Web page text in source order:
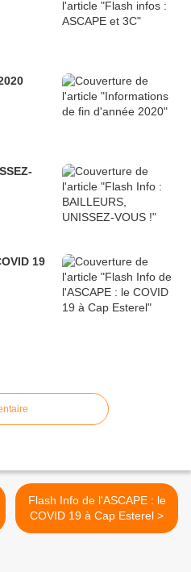
19
Flash Info de l'ASCAPE : le
COVID 19 à Cap Esterel >